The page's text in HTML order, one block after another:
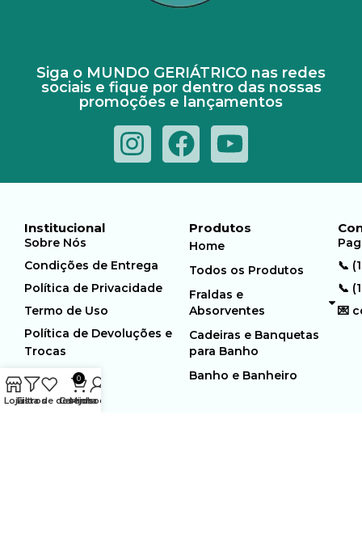
Siga o MUNDO GERIÁTRICO nas redes
sociais e fique por dentro das nossas
promoções e lançamentos
Institucional
Sobre Nós
Condições de Entrega
Política de Privacidade
Termo de Uso
Política de Devoluções e
Trocas
Produtos
Home
Todos os Produtos
Fraldas e
Absorventes
Cadeiras e Banquetas
para Banho
Banho e Banheiro
📞
📞
💌
LojaFiltros
Lista de desejos
0
Carrinho
Minha conta